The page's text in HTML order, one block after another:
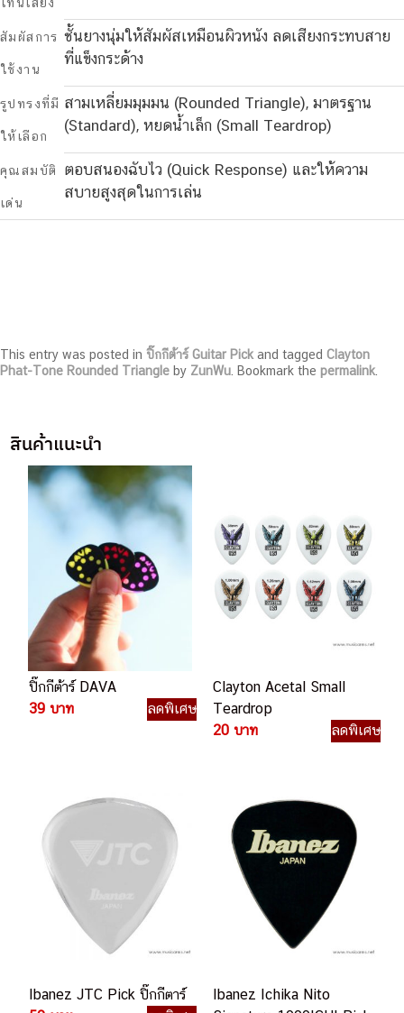
โทนเสียง
สัมผัสการ
ใช้งาน
ชั้นยางนุ่มให้สัมผัสเหมือนผิวหนัง ลดเสียงกระทบสาย
ที่แข็งกระด้าง
รูปทรงที่มี
ให้เลือก
สามเหลี่ยมมุมมน (Rounded Triangle), มาตรฐาน
(Standard), หยดน้ำเล็ก (Small Teardrop)
คุณสมบัติ
เด่น
ตอบสนองฉับไว (Quick Response) และให้ความ
สบายสูงสุดในการเล่น
This entry was posted in ปิ๊กกีต้าร์ Guitar Pick and tagged Clayton
Phat-Tone Rounded Triangle by ZunWu . Bookmark the permalink
สินค้าแนะนำ
ปิ๊กกีต้าร์ DAVA
39 บาท
ลดพิเศษ
Clayton Acetal Small
Teardrop
20 บาท
ลดพิเศษ
Ibanez JTC Pick ปิ๊กกีตาร์
Ibanez Ichika Nito